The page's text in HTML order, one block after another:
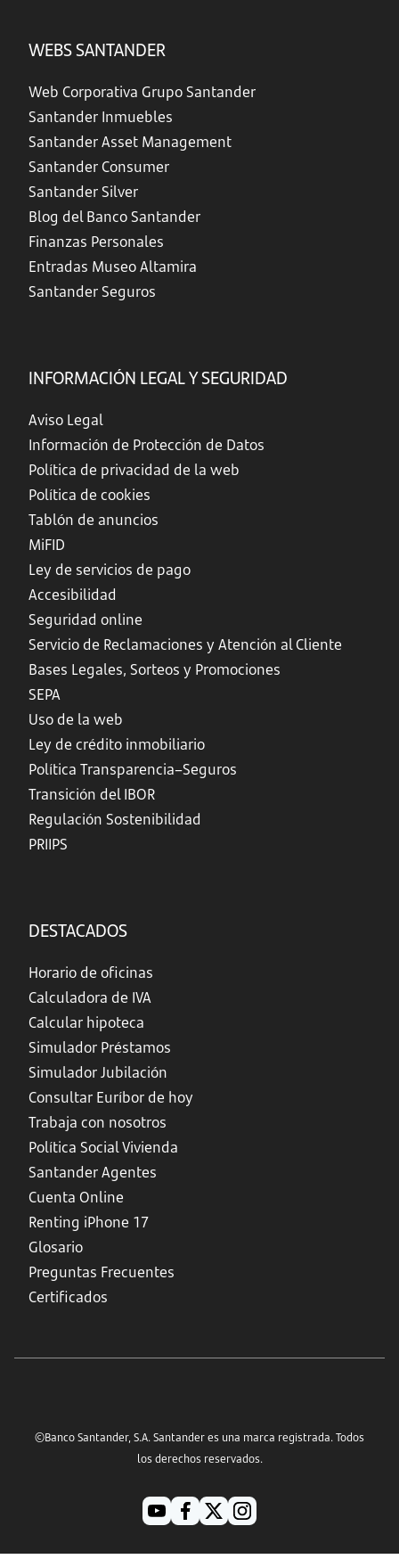
WEBS SANTANDER
Web Corporativa Grupo Santander
Santander Inmuebles
Santander Asset Management
Santander Consumer
Santander Silver
Blog del Banco Santander
Finanzas Personales
Entradas Museo Altamira
Santander Seguros
INFORMACIÓN LEGAL Y SEGURIDAD
Aviso Legal
Información de Protección de Datos
Política de privacidad de la web
Política de cookies
Tablón de anuncios
MiFID
Ley de servicios de pago
Accesibilidad
Seguridad online
Servicio de Reclamaciones y Atención al Cliente
Bases Legales, Sorteos y Promociones
SEPA
Uso de la web
Ley de crédito inmobiliario
Política Transparencia–Seguros
Transición del IBOR
Regulación Sostenibilidad
PRIIPS
DESTACADOS
Horario de oficinas
Calculadora de IVA
Calcular hipoteca
Simulador Préstamos
Simulador Jubilación
Consultar Euríbor de hoy
Trabaja con nosotros
Política Social Vivienda
Santander Agentes
Cuenta Online
Renting iPhone 17
Glosario
Preguntas Frecuentes
Certificados
©Banco Santander, S.A. Santander es una marca registrada. Todos
los derechos reservados.